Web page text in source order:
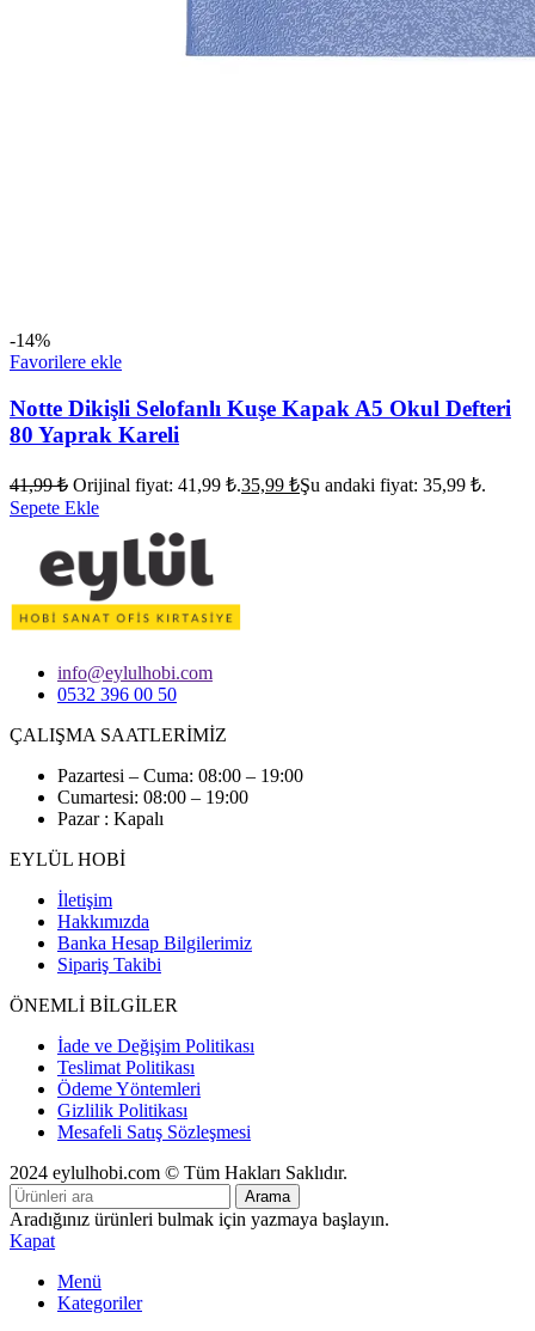
-14%
Favorilere ekle
Notte Dikişli Selofanlı Kuşe Kapak A5 Okul Defteri
80 Yaprak Kareli
41,99₺ Orijinal fiyat: 41,99 ₺.35,99 ₺Şu andaki fiyat: 35,99 ₺.
Sepete Ekle
info@eylulhobi.com
0532 396 00 50
ÇALIŞMA SAATLERİMİZ
Pazartesi – Cuma: 08:00 – 19:00
Cumartesi: 08:00 – 19:00
Pazar : Kapalı
EYLÜL HOBİ
İletişim
Hakkımızda
Banka Hesap Bilgilerimiz
Sipariş Takibi
ÖNEMLİ BİLGİLER
İade ve Değişim Politikası
Teslimat Politikası
Ödeme Yöntemleri
Gizlilik Politikası
Mesafeli Satış Sözleşmesi
2024 eylulhobi.com © Tüm Hakları Saklıdır.
Arama
Aradığınız ürünleri bulmak için yazmaya başlayın.
Kapat
Menü
Kategoriler